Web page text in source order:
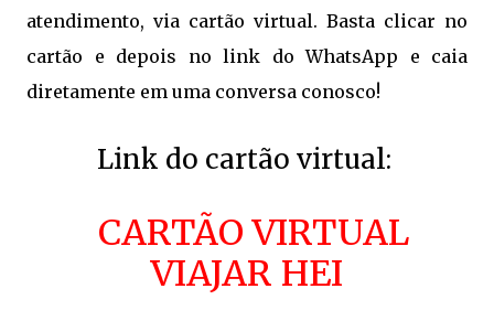
atendimento, via cartão virtual. Basta clicar no
cartão e depois no link do WhatsApp e caia
diretamente em uma conversa conosco!
Link do cartão virtual:
CARTÃO VIRTUAL
VIAJAR HEI